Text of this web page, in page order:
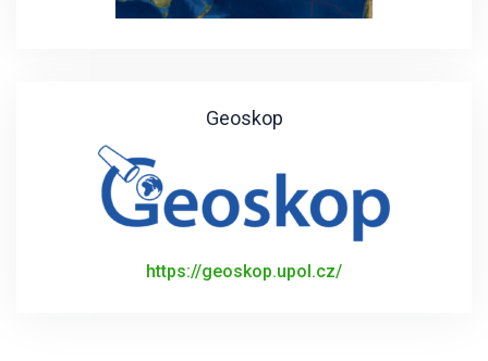
Geoskop
https://geoskop.upol.cz/